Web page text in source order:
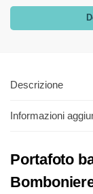
Descrizione
Informazioni
Portafoto